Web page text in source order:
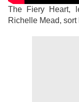
The Fiery Heart,
Richelle Mead,